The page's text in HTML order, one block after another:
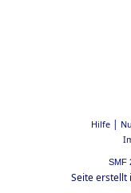
Hilfe|
SMF
Seite erstellt